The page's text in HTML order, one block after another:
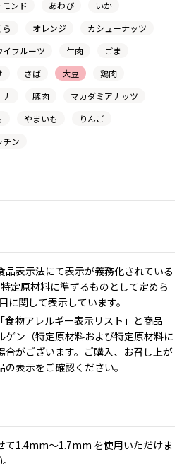
モンド あわび
いか
ら
オレンジ
カシューナッツ
イフルーツ
牛肉
ごま
さば 大豆
鶏肉
ナ
豚肉
マカダミアナッツ
やまいも
りんご
チン
表示法にて表示が義務化されている
定原材料に準ずるものとして定めら
に関して表示しています。
物アレルギー表示リスト」と商品
ゲン（特定原材料および特定原材料に
合がございます。ご購入、お召し上が
表示をご確認ください。
て1.4mm～1.7mm を使用いただけま